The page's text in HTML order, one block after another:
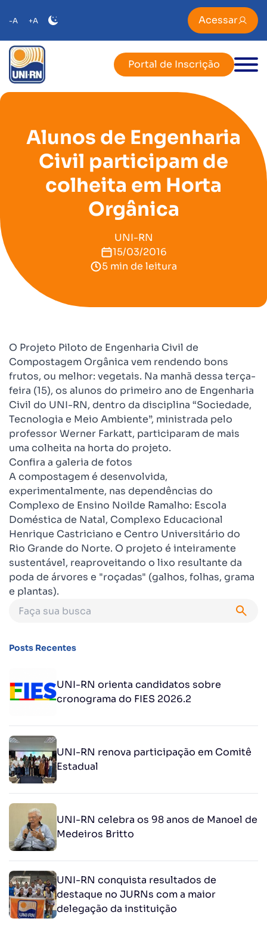
-A +A Acessar
Portal de Inscrição
Alunos de Engenharia
Civil participam de
colheita em Horta
Orgânica
UNI-RN
15/03/2016
5 min de leitura
O Projeto Piloto de Engenharia Civil de
Compostagem Orgânica vem rendendo bons
frutos, ou melhor: vegetais. Na manhã dessa terça-
feira (15), os alunos do primeiro ano de Engenharia
Civil do UNI-RN, dentro da disciplina “Sociedade,
Tecnologia e Meio Ambiente”, ministrada pelo
professor Werner Farkatt, participaram de mais
uma colheita na horta do projeto.
Confira a galeria de fotos
A compostagem é desenvolvida,
experimentalmente, nas dependências do
Complexo de Ensino Noilde Ramalho: Escola
Doméstica de Natal, Complexo Educacional
Henrique Castriciano e Centro Universitário do
Rio Grande do Norte. O projeto é inteiramente
sustentável, reaproveitando o lixo resultante da
poda de árvores e "roçadas" (galhos, folhas, grama
e plantas).
Posts Recentes
UNI-RN orienta candidatos sobre
cronograma do FIES 2026.2
UNI-RN renova participação em Comitê
Estadual
UNI-RN celebra os 98 anos de Manoel de
Medeiros Britto
UNI-RN conquista resultados de
destaque no JURNs com a maior
delegação da instituição